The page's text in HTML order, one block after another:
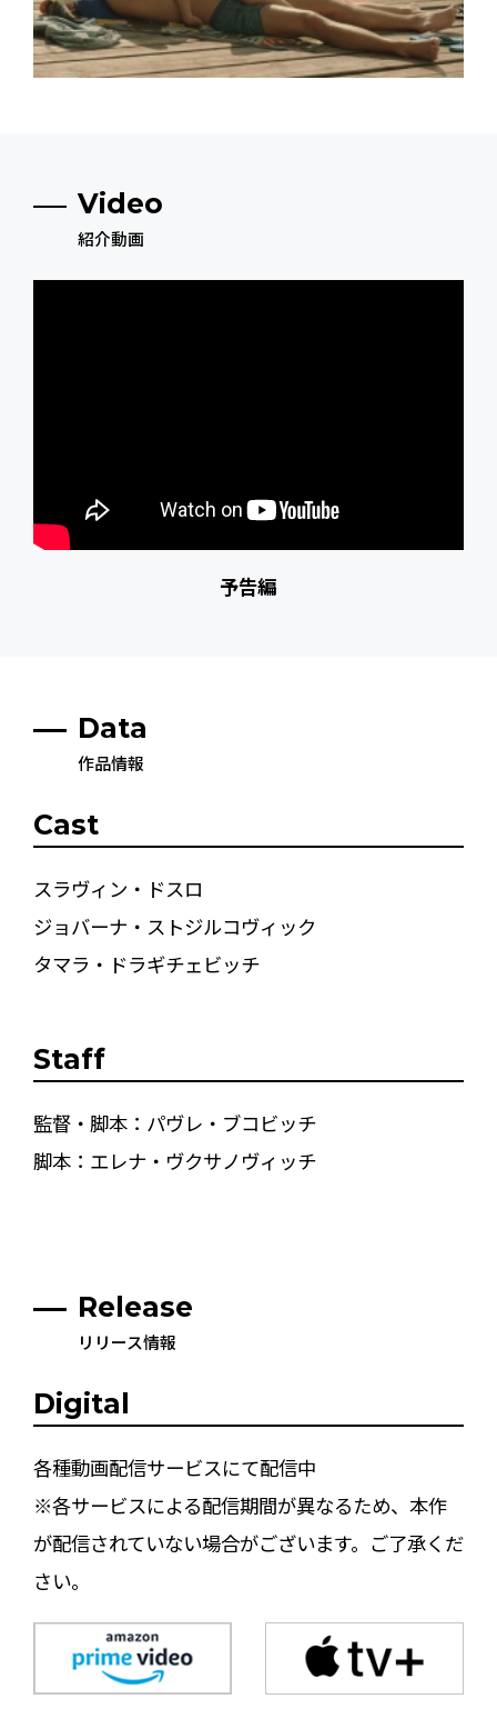
Video
紹介動画
予告編
Data
作品情報
Cast
スラヴィン・ドスロ
ジョバーナ・ストジルコヴィック
タマラ・ドラギチェビッチ
Staff
監督・脚本：パヴレ・ブコビッチ
脚本：エレナ・ヴクサノヴィッチ
Release
リリース情報
Digital
各種動画配信サービスにて配信中
※各サービスによる配信期間が異なるため、本作
が配信されていない場合がございます。ご了承くだ
さい。